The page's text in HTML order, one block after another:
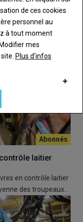
qui fait appel à une
voulait lui montrer
de la
laitier
en contrôle laitier
des troupeaux…
de ces cookies
personnel au
à tout moment
mes
Plus d'infos